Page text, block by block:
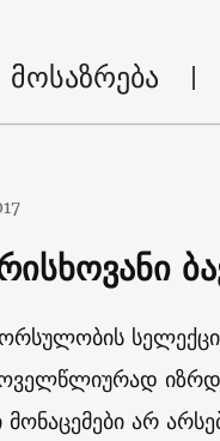
მოსაზრება
მონაცემები არ